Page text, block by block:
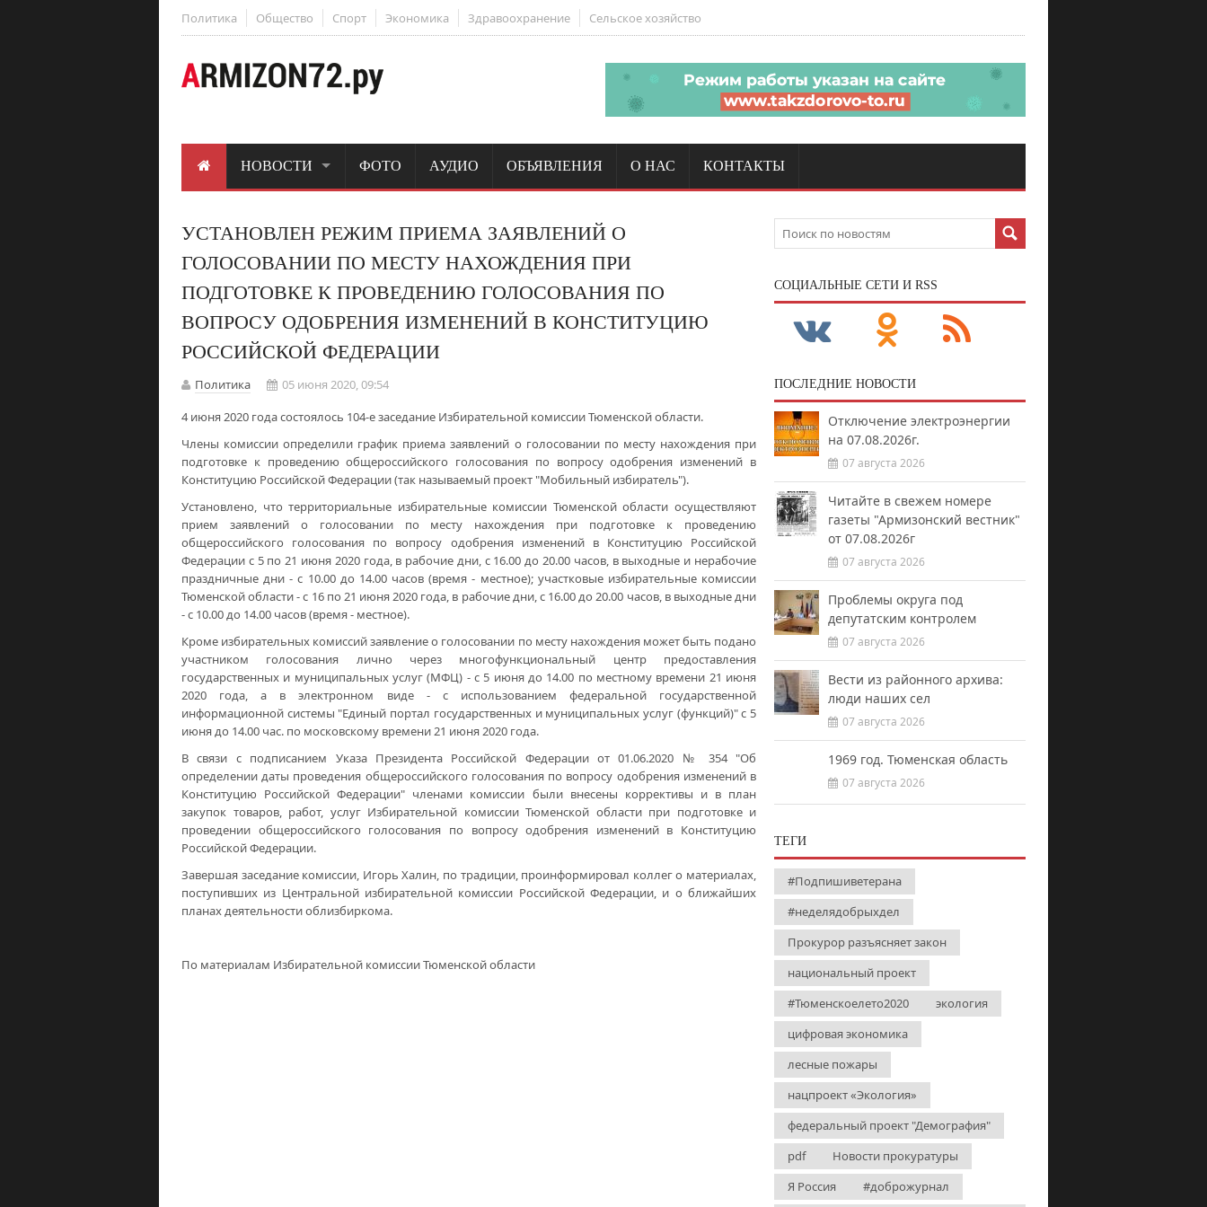
Политика Общество Спорт Экономика Здравоохранение Сельское хозяйство
НОВОСТИ ФОТО АУДИО ОБЪЯВЛЕНИЯ О НАС КОНТАКТЫ
УСТАНОВЛЕН РЕЖИМ ПРИЕМА ЗАЯВЛЕНИЙ О
ГОЛОСОВАНИИ ПО МЕСТУ НАХОЖДЕНИЯ ПРИ
ПОДГОТОВКЕ К ПРОВЕДЕНИЮ ГОЛОСОВАНИЯ ПО
ВОПРОСУ ОДОБРЕНИЯ ИЗМЕНЕНИЙ В КОНСТИТУЦИЮ
РОССИЙСКОЙ ФЕДЕРАЦИИ
Политика
05 июня 2020, 09:54
4 июня 2020 года состоялось 104-е заседание Избирательной комиссии Тюменской области.
Члены комиссии определили график приема заявлений о голосовании по месту нахождения при
подготовке к проведению общероссийского голосования по вопросу одобрения изменений в
Конституцию Российской Федерации (так называемый проект "Мобильный избиратель").
Установлено, что территориальные избирательные комиссии Тюменской области осуществляют
прием заявлений о голосовании по месту нахождения при подготовке к проведению
общероссийского голосования по вопросу одобрения изменений в Конституцию Российской
Федерации с 5 по 21 июня 2020 года, в рабочие дни, с 16.00 до 20.00 часов, в выходные и нерабочие
праздничные дни - с 10.00 до 14.00 часов (время - местное); участковые избирательные комиссии
Тюменской области - с 16 по 21 июня 2020 года, в рабочие дни, с 16.00 до 20.00 часов, в выходные дни
- с 10.00 до 14.00 часов (время - местное).
Кроме избирательных комиссий заявление о голосовании по месту нахождения может быть подано
участником голосования лично через многофункциональный центр предоставления
государственных и муниципальных услуг (МФЦ) - с 5 июня до 14.00 по местному времени 21 июня
2020 года, а в электронном виде - с использованием федеральной государственной
информационной системы "Единый портал государственных и муниципальных услуг (функций)" с 5
июня до 14.00 час. по московскому времени 21 июня 2020 года.
В связи с подписанием Указа Президента Российской Федерации от 01.06.2020 № 354 "Об
определении даты проведения общероссийского голосования по вопросу одобрения изменений в
Конституцию Российской Федерации" членами комиссии были внесены коррективы и в план
закупок товаров, работ, услуг Избирательной комиссии Тюменской области при подготовке и
проведении общероссийского голосования по вопросу одобрения изменений в Конституцию
Российской Федерации.
Завершая заседание комиссии, Игорь Халин, по традиции, проинформировал коллег о материалах,
поступивших из Центральной избирательной комиссии Российской Федерации, и о ближайших
планах деятельности облизбиркома.
По материалам Избирательной комиссии Тюменской области
CОЦИАЛЬНЫЕ СЕТИ И RSS
ПОСЛЕДНИЕ НОВОСТИ
Отключение электроэнергии
на 07.08.2026г.
07 августа 2026
Читайте в свежем номере
газеты "Армизонский вестник"
от 07.08.2026г
07 августа 2026
Проблемы округа под
депутатским контролем
07 августа 2026
Вести из районного архива:
люди наших сел
07 августа 2026
1969 год. Тюменская область
07 августа 2026
ТЕГИ
#Подпишиветерана
#неделядобрыхдел
Прокурор разъясняет закон
национальный проект
#Тюменскоелето2020
экология
цифровая экономика
лесные пожары
нацпроект «Экология»
федеральный проект "Демография"
pdf
Новости прокуратуры
Я Россия
#доброжурнал